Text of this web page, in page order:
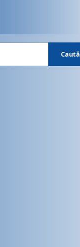
Caută